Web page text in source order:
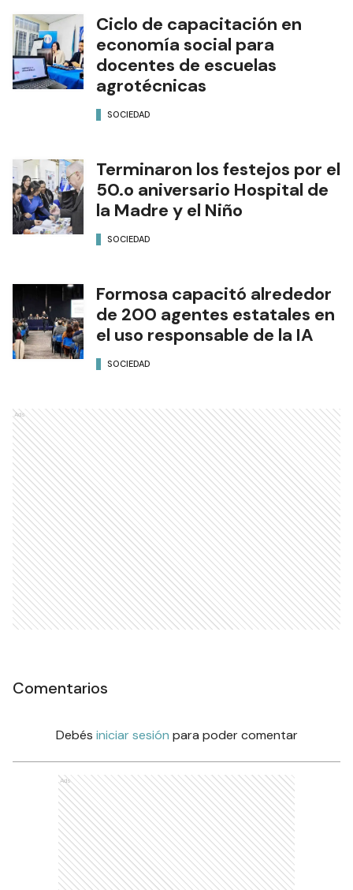
Ciclo de capacitación en
economía social para
docentes de escuelas
agrotécnicas
SOCIEDAD
Terminaron los festejos por el
50.o aniversario Hospital de
la Madre y el Niño
SOCIEDAD
Formosa capacitó alrededor
de 200 agentes estatales en
el uso responsable de la IA
SOCIEDAD
Ads
Comentarios
Debés iniciar sesión para poder comentar
Ads